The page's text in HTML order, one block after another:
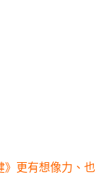
》更有想像力、也